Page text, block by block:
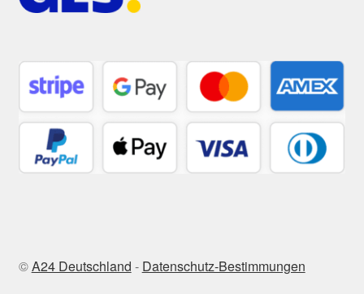
©A24 Deutschland - Datenschutz-Bestimmungen